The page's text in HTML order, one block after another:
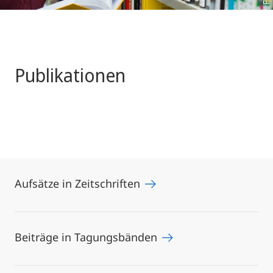
Publikationen
Aufsätze in Zeitschriften
Beiträge in Tagungsbänden